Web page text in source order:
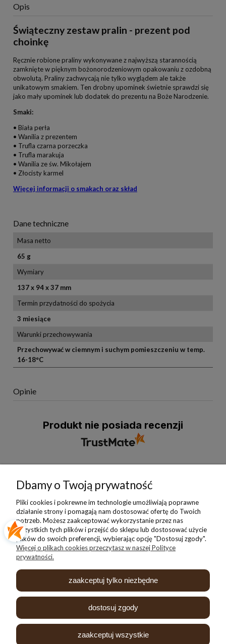
Opis
Świąteczny zestaw pralin - prezent pod
choinkę
Ręcznie robione praliny wykonywane z najwyższą starannością
zamknięte w pięknym bożonorodzeniowym opakowaniu z ozdobną
obwolutą. Praliny zachwycają nie tylko wyglądem ale także
unikatowym smakiem. Ten drobny upominek świetnie sprawdzi się
jako mały upominek lub dodatek do prezentu na Boże Narodzenie.
Smaki:
• Biała perła
• Wanilia z prezentem
• Trufla czarna porzeczka
• Trufla marakuja
• Wanilia ze św. Mikołajem
• Złocisty karmel
Więcej informacji o smakach oraz skład
Dane techniczne
Masa netto
65 g
Wymiary
137 x 94 x 37 mm
Termin przydatności do spożycia
3 miesiące
Warunki przechowywania
Przechowywać w ciemnym i suchym pomieszczeniu w temp.
16-18°C
Opinie
Produkt nie posiada recenzji
Moje konto
Płatności i dostawa
Informacje
O nas
Dbamy o Twoją prywatność
Pliki cookies i pokrewne im technologie umożliwiają poprawne
działanie strony i pomagają nam dostosować ofertę do Twoich
potrzeb. Możesz zaakceptować wykorzystanie przez nas
wszystkich tych plików i przejść do sklepu lub dostosować użycie
plików do swoich preferencji, wybierając opcję "Dostosuj zgody".
Więcej o plikach cookies przeczytasz w naszej Polityce
prywatności.
zaakceptuj tylko niezbędne
dostosuj zgody
zaakceptuj wszystkie